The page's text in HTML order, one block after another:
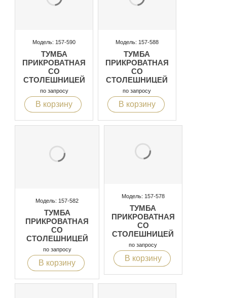
Модель: 157-590
ТУМБА
ПРИКРОВАТНАЯ
СО
СТОЛЕШНИЦЕЙ
ИЗ СТЕКЛА С
ЭФФЕКТОМ
МРАМОРА, С
ПОДСВЕТКОЙ
по запросу
В корзину
Модель: 157-588
ТУМБА
ПРИКРОВАТНАЯ
СО
СТОЛЕШНИЦЕЙ
ИЗ СТЕКЛА С
ЭФФЕКТОМ
МРАМОРА, С
ПОДСВЕТКОЙ
по запросу
В корзину
Модель: 157-582
ТУМБА
ПРИКРОВАТНАЯ
СО
СТОЛЕШНИЦЕЙ
ИЗ СТЕКЛА С
ЭФФЕКТОМ
МРАМОРА,
МЕТАЛЛИЧЕСКИЕ
НОЖКИ
по запросу
В корзину
Модель: 157-578
ТУМБА
ПРИКРОВАТНАЯ
СО
СТОЛЕШНИЦЕЙ
ИЗ СТЕКЛА С
ЭФФЕКТОМ
МРАМОРА, С
ПОДСВЕТКОЙ
по запросу
В корзину